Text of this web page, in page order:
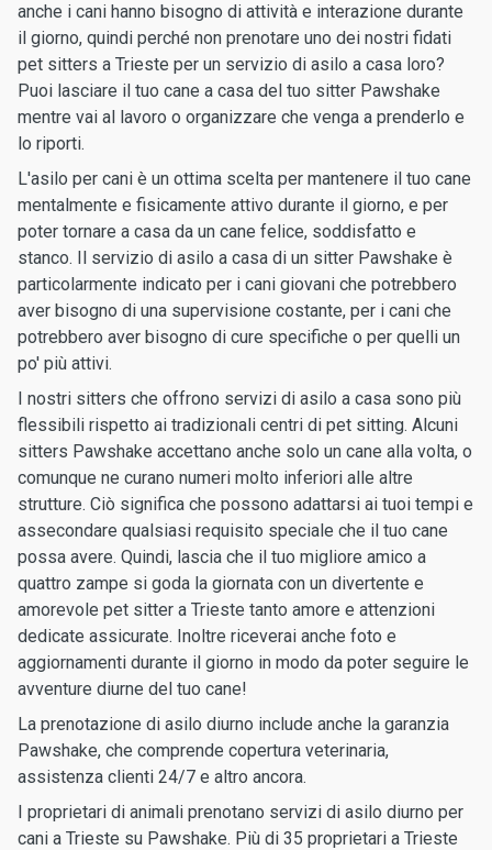
anche i cani hanno bisogno di attività e interazione durante
il giorno, quindi perché non prenotare uno dei nostri fidati
pet sitters a Trieste per un servizio di asilo a casa loro?
Puoi lasciare il tuo cane a casa del tuo sitter Pawshake
mentre vai al lavoro o organizzare che venga a prenderlo e
lo riporti.
L'asilo per cani è un ottima scelta per mantenere il tuo cane
mentalmente e fisicamente attivo durante il giorno, e per
poter tornare a casa da un cane felice, soddisfatto e
stanco. Il servizio di asilo a casa di un sitter Pawshake è
particolarmente indicato per i cani giovani che potrebbero
aver bisogno di una supervisione costante, per i cani che
potrebbero aver bisogno di cure specifiche o per quelli un
po' più attivi.
I nostri sitters che offrono servizi di asilo a casa sono più
flessibili rispetto ai tradizionali centri di pet sitting. Alcuni
sitters Pawshake accettano anche solo un cane alla volta, o
comunque ne curano numeri molto inferiori alle altre
strutture. Ciò significa che possono adattarsi ai tuoi tempi e
assecondare qualsiasi requisito speciale che il tuo cane
possa avere. Quindi, lascia che il tuo migliore amico a
quattro zampe si goda la giornata con un divertente e
amorevole pet sitter a Trieste tanto amore e attenzioni
dedicate assicurate. Inoltre riceverai anche foto e
aggiornamenti durante il giorno in modo da poter seguire le
avventure diurne del tuo cane!
La prenotazione di asilo diurno include anche la garanzia
Pawshake, che comprende copertura veterinaria,
assistenza clienti 24/7 e altro ancora.
I proprietari di animali prenotano servizi di asilo diurno per
cani a Trieste su Pawshake. Più di 35 proprietari a Trieste